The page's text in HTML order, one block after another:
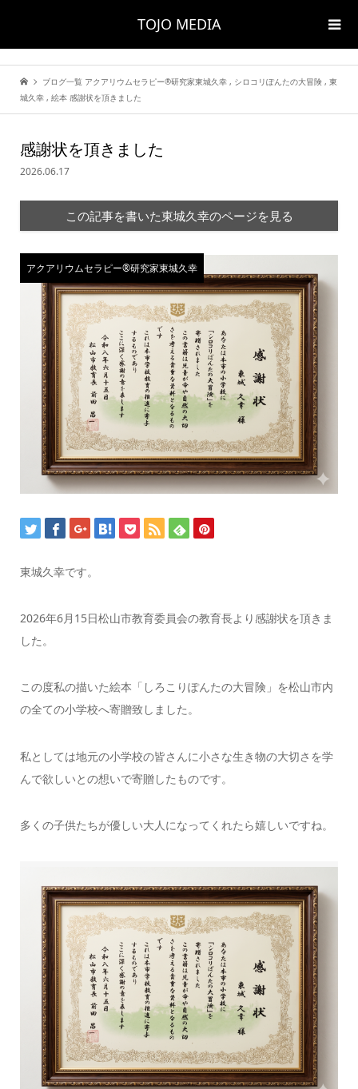
TOJO MEDIA
ブログ一覧 アクアリウムセラピー®研究家東城久幸 , シロコリぽんたの大冒険 , 東
城久幸 , 絵本 感謝状を頂きました
感謝状を頂きました
2026.06.17
この記事を書いた東城久幸のページを見る
アクアリウムセラピー®研究家東城久幸
東城久幸です。
2026年6月15日松山市教育委員会の教育長より感謝状を頂きま
した。
この度私の描いた絵本「しろこりぽんたの大冒険」を松山市内
の全ての小学校へ寄贈致しました。
私としては地元の小学校の皆さんに小さな生き物の大切さを学
んで欲しいとの想いで寄贈したものです。
多くの子供たちが優しい大人になってくれたら嬉しいですね。